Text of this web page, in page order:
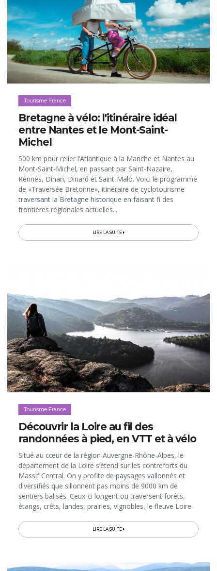
Tourisme France
Bretagne à vélo: l'itinéraire idéal
entre Nantes et le Mont-Saint-
Michel
500 km pour relier l’Atlantique à la Manche et Nantes au
Mont-Saint-Michel, en passant par Saint-Nazaire,
Rennes, Dinan, Dinard et Saint-Malo. Voici le programme
de «Traversée Bretonne», itinéraire de cyclotourisme
traversant la Bretagne historique en faisant fi des
frontières régionales actuelles...
LIRE LA SUITE
Tourisme France
Découvrir la Loire au fil des
randonnées à pied, en VTT et à vélo
Situé au cœur de la région Auvergne-Rhône-Alpes, le
département de la Loire s’étend sur les contreforts du
Massif Central. On y profite de paysages vallonnés et
diversifiés que sillonnent pas moins de 9000 km de
sentiers balisés. Ceux-ci longent ou traversent forêts,
étangs, crêts, landes, prairies, vignobles, le fleuve Loire
vue...
LIRE LA SUITE